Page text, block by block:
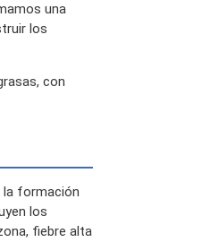
una
los
con
la formación
los
fiebre alta